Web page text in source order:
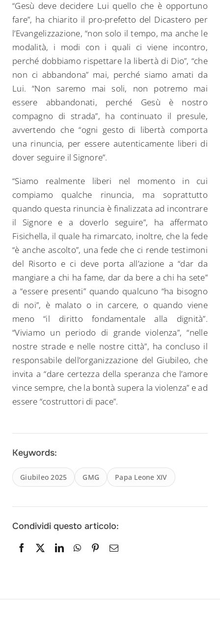
“Gesù deve decidere Lui quello che è opportuno
fare”, ha chiarito il pro-prefetto del Dicastero per
l’Evangelizzazione, “non solo il tempo, ma anche le
modalità, i modi con i quali ci viene incontro,
perché dobbiamo rispettare la libertà di Dio”, “che
non ci abbandona” mai, perché siamo amati da
Lui. “Non saremo mai soli, non potremo mai
essere abbandonati, perché Gesù è nostro
compagno di strada”, ha continuato il presule,
avvertendo che “ogni gesto di libertà comporta
una rinuncia, per essere autenticamente liberi di
dover seguire il Signore”.
“Siamo realmente liberi nel momento in cui
compiamo qualche rinuncia, ma soprattutto
quando questa rinuncia è finalizzata ad incontrare
il Signore e a doverlo seguire”, ha affermato
Fisichella, il quale ha rimarcato, inoltre, che la fede
“è anche ascolto”, una fede che ci rende testimoni
del Risorto e ci deve porta all’azione a “dar da
mangiare a chi ha fame, dar da bere a chi ha sete”
a “essere presenti” quando qualcuno “ha bisogno
di noi”, è malato o in carcere, o quando viene
meno “il diritto fondamentale alla dignità”.
“Viviamo un periodo di grande violenza”, “nelle
nostre strade e nelle nostre città”, ha concluso il
responsabile dell’organizzazione del Giubileo, che
invita a “dare certezza della speranza che l’amore
vince sempre, che la bontà supera la violenza” e ad
essere “costruttori di pace”.
Keywords:
Giubileo 2025 GMG Papa Leone XIV
Condividi questo articolo:
Search
for: